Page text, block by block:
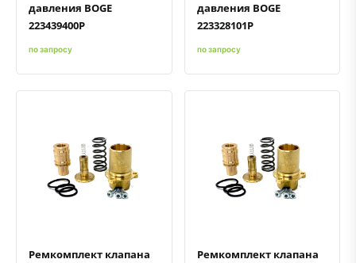
давления BOGE
223439400P
по запросу
давления BOGE
223328101P
по запросу
Быстрый просмотрДобавить к сравнению
Добавить в избранное
Ремкомплект клапана
Быстрый просмотрДобавить к сравнению
Добавить в избранное
Ремкомплект клапана